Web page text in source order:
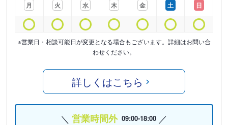
月
火
水
木
金
土
日
※営業日・相談可能日が変更となる場合もございます。詳細はお問い合
わせください。
詳しくはこちら
営業時間外 09:00-18:00